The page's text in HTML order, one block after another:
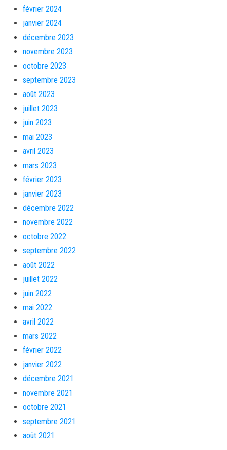
février 2024
janvier 2024
décembre 2023
novembre 2023
octobre 2023
septembre 2023
août 2023
juillet 2023
juin 2023
mai 2023
avril 2023
mars 2023
février 2023
janvier 2023
décembre 2022
novembre 2022
octobre 2022
septembre 2022
août 2022
juillet 2022
juin 2022
mai 2022
avril 2022
mars 2022
février 2022
janvier 2022
décembre 2021
novembre 2021
octobre 2021
septembre 2021
août 2021